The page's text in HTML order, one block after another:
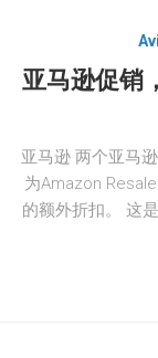
亚马逊促销
亚马逊 两个亚马
为Amazon
的额外折扣。 这